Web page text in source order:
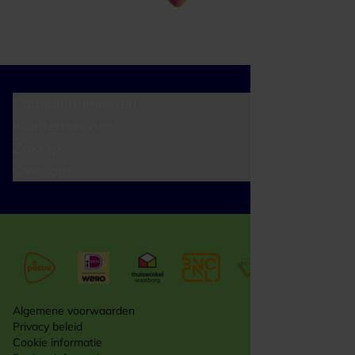
Algemene voorwaarden
Privacy beleid
Cookie informatie